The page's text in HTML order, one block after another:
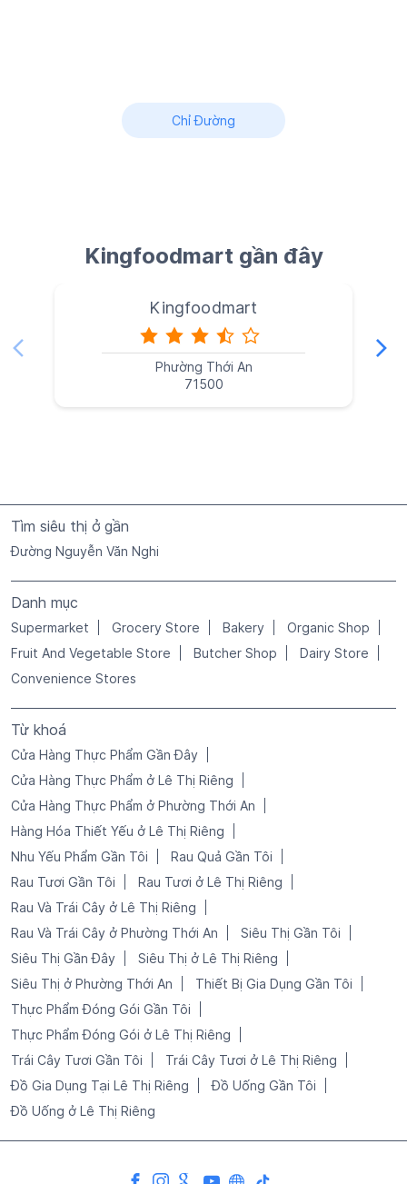
Chỉ Đường
Kingfoodmart gần đây
Kingfoodmart
Phường Thới An
71500
Tìm siêu thị ở gần
Đường Nguyễn Văn Nghi
Danh mục
Supermarket Grocery Store Bakery
Organic Shop
Fruit And Vegetable Store
Butcher Shop
Dairy Store
Convenience Stores
Từ khoá
Cửa Hàng Thực Phẩm Gần Đây
Cửa Hàng Thực Phẩm ở Lê Thị Riêng
Cửa Hàng Thực Phẩm ở Phường Thới An
Hàng Hóa Thiết Yếu ở Lê Thị Riêng
Nhu Yếu Phẩm Gần Tôi
Rau Quả Gần Tôi
Rau Tươi Gần Tôi
Rau Tươi ở Lê Thị Riêng
Rau Và Trái Cây ở Lê Thị Riêng
Rau Và Trái Cây ở Phường Thới An
Siêu Thị Gần Tôi
Siêu Thị Gần Đây
Siêu Thị ở Lê Thị Riêng
Siêu Thị ở Phường Thới An
Thiết Bị Gia Dụng Gần Tôi
Thực Phẩm Đóng Gói Gần Tôi
Thực Phẩm Đóng Gói ở Lê Thị Riêng
Trái Cây Tươi Gần Tôi
Trái Cây Tươi ở Lê Thị Riêng
Đồ Gia Dụng Tại Lê Thị Riêng
Đồ Uống Gần Tôi
Đồ Uống ở Lê Thị Riêng